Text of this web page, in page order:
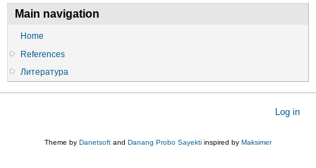
Main navigation
Home
References
Литература
Log in
Theme by Danetsoft and Danang Probo Sayekti inspired by Maksimer